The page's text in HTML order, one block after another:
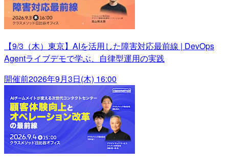
【9/3（木）東京】AIを活用した障害対応最前線 | DevOps
Agentライブデモで学ぶ、自律型運用の実践
開催前2026年9月3日(木) 16:00